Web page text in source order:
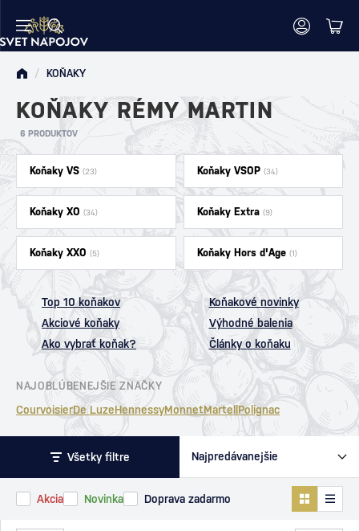
/ KOŇAKY
KOŇAKY RÉMY MARTIN
6 PRODUKTOV
Koňaky VS (23) Koňaky VSOP (34)
Koňaky XO (34) Koňaky Extra (9)
Koňaky XXO (5) Koňaky Hors d'Age (1)
NAJOBLÚBENEJŠIE ZNAČKY
CourvoisierDe LuzeHennessyMonnetMartell Polignac
Top 10 koňakov
Koňakové novinky
Akciové koňaky
Výhodné balenia
Ako vybrať koňak?
Články o koňaku
Všetky filtre
Akcia Novinka Doprava zadarmo